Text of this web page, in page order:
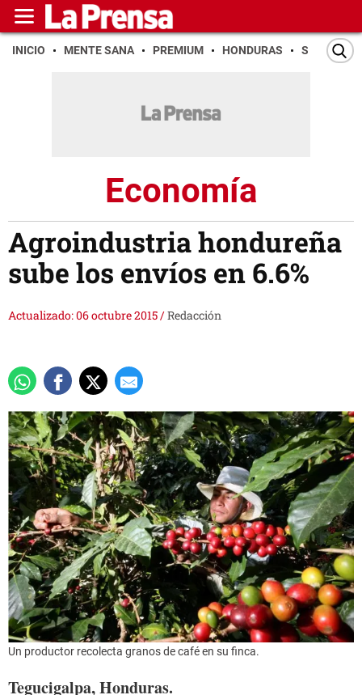
INICIO MENTE SANA PREMIUM HONDURAS SAN PEDRO
Economía
Agroindustria hondureña
sube los envíos en 6.6%
Actualizado: 06 octubre 2015/Redacción
Un productor recolecta granos de café en su finca.
Tegucigalpa, Honduras.